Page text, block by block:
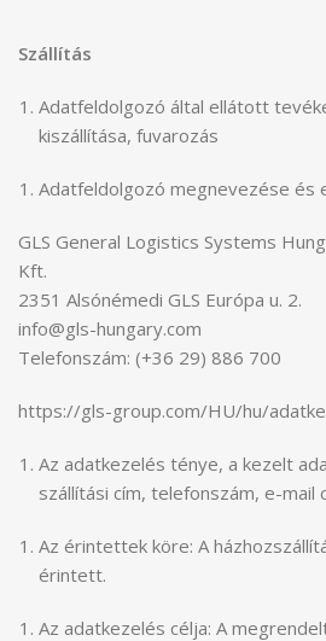
Szállítás
Adatfeldolgozó által ellátott
kiszállítása, fuvarozás
Adatfeldolgozó megnevezése és
GLS General Logistics Systems
Kft.
2351 Alsónémedi GLS Európa u. 2.
info@gls-hungary.com
Telefonszám: (+36 29) 886 700
https://gls-group.com/HU/hu/
Az adatkezelés ténye, a kezelt
szállítási cím, telefonszám, e-mail
Az érintettek köre: A
érintett.
Az adatkezelés célja: A